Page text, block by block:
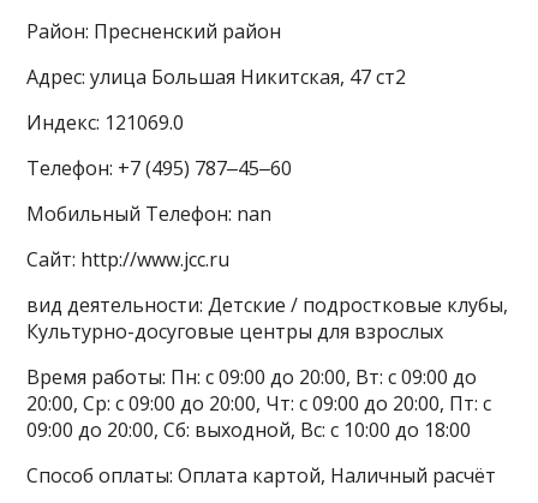
Район: Пресненский район
Адрес: улица Большая Никитская, 47 ст2
Индекс: 121069.0
Телефон: +7 (495) 787‒45‒60
Мобильный Телефон: nan
Сайт: http://www.jcc.ru
вид деятельности: Детские / подростковые клубы,
Культурно-досуговые центры для взрослых
Время работы: Пн: с 09:00 до 20:00, Вт: с 09:00 до
20:00, Ср: с 09:00 до 20:00, Чт: с 09:00 до 20:00, Пт: с
09:00 до 20:00, Сб: выходной, Вс: с 10:00 до 18:00
Способ оплаты: Оплата картой, Наличный расчёт